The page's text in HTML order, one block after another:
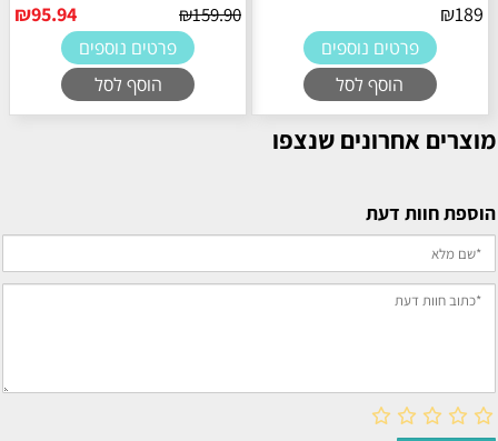
₪189
פרטים נוספים
הוסף לסל
₪159.90
₪95.94
פרטים נוספים
הוסף לסל
מוצרים אחרונים שנצפו
הוספת חוות דעת